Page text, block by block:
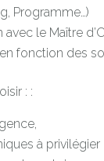
Programme…)
le Maître
fonction des
: :
à privilégier